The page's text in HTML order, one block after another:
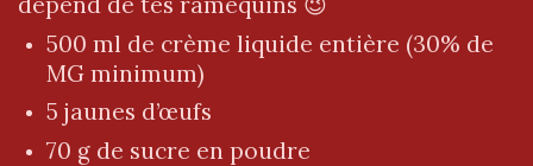
500 ml de crème liquide entière (30% de
MG minimum)
5 jaunes d’œufs
70 g de sucre en poudre